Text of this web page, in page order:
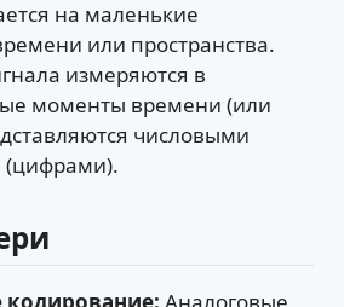
на маленькие
или пространства.
измеряются в
моменты времени (или
числовыми
(цифрами).